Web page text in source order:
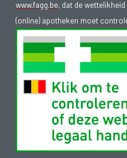
www.fagg.be, dat de
(online) apotheken moet